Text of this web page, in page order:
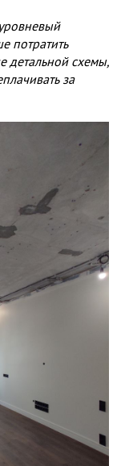
потратить
детальной схемы,
за